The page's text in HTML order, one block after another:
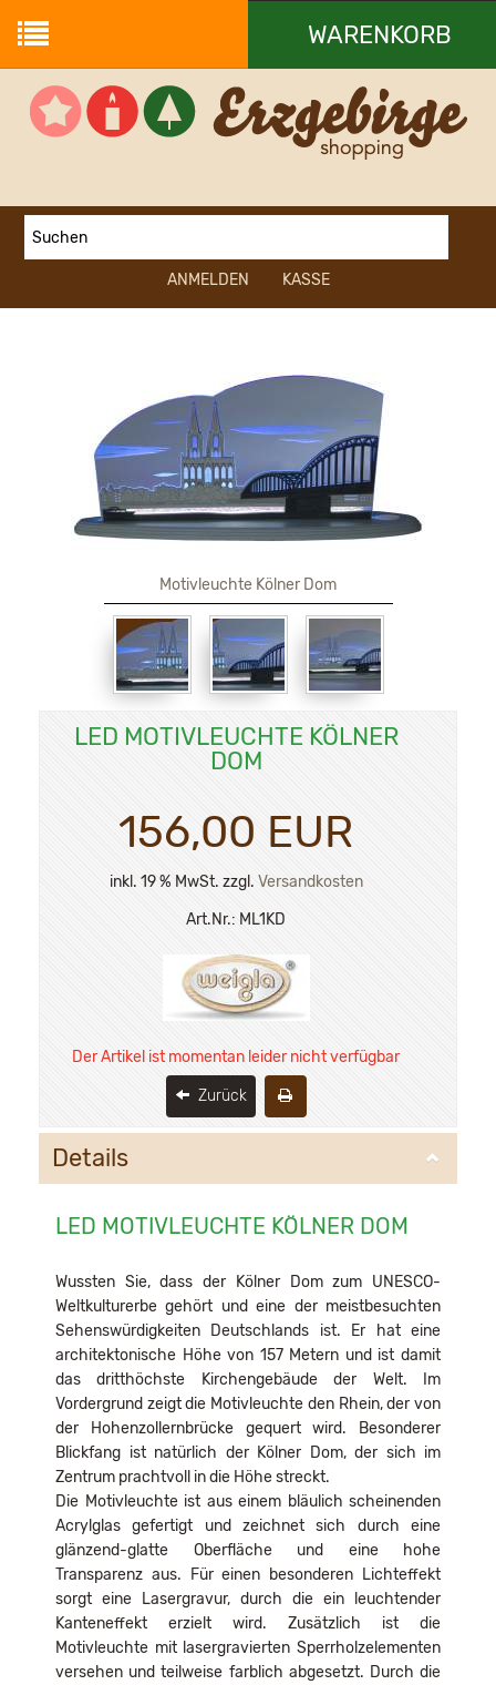
WARENKORB
Ihr Warenkorb ist leer.
ANMELDEN KASSE
Motivleuchte Kölner Dom
LED MOTIVLEUCHTE KÖLNER
DOM
156,00 EUR
inkl. 19 % MwSt. zzgl. Versandkosten
Art.Nr.: ML1KD
Der Artikel ist momentan leider nicht verfügbar
Zurück
Details
LED MOTIVLEUCHTE KÖLNER DOM
Wussten Sie, dass der Kölner Dom zum UNESCO-
Weltkulturerbe gehört und eine der meistbesuchten
Sehenswürdigkeiten Deutschlands ist. Er hat eine
architektonische Höhe von 157 Metern und ist damit
das dritthöchste Kirchengebäude der Welt. Im
Vordergrund zeigt die Motivleuchte den Rhein, der von
der Hohenzollernbrücke gequert wird. Besonderer
Blickfang ist natürlich der Kölner Dom, der sich im
Zentrum prachtvoll in die Höhe streckt.
Die Motivleuchte ist aus einem bläulich scheinenden
Acrylglas gefertigt und zeichnet sich durch eine
glänzend-glatte Oberfläche und eine hohe
Transparenz aus. Für einen besonderen Lichteffekt
sorgt eine Lasergravur, durch die ein leuchtender
Kanteneffekt erzielt wird. Zusätzlich ist die
Motivleuchte mit lasergravierten Sperrholzelementen
versehen und teilweise farblich abgesetzt. Durch die